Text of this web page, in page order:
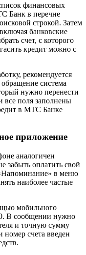
финансовых
Банк в перечне
строкой. Затем
банковские
счет, с которого
кредит можно с
рекомендуется
система
нужно перенести
все поля заполнены
в МТС Банке
приложение
аналогичен
забыть оплатить свой
в меню
наиболее частые
мобильного
В сообщении нужно
и точную сумму
номер счета введен